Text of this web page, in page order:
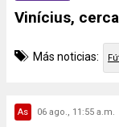
Vinícius,
Más noticias:
As 06 ago., 11:55 a.m.